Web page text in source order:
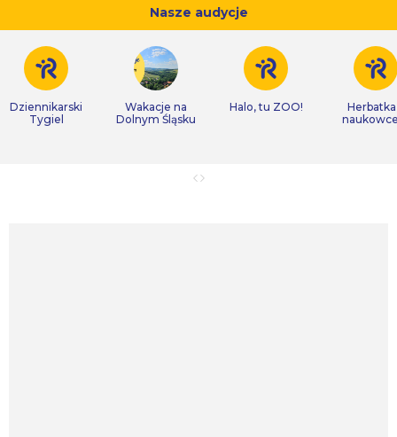
Nasze audycje
Dziennikarski
Tygiel
Wakacje na
Dolnym Śląsku
Halo, tu ZOO!